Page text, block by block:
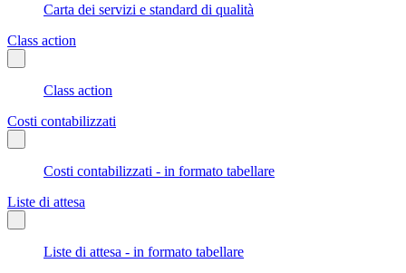
Carta dei servizi e standard di qualità
Class action
Class action
Costi contabilizzati
Costi contabilizzati - in formato tabellare
Liste di attesa
Liste di attesa - in formato tabellare